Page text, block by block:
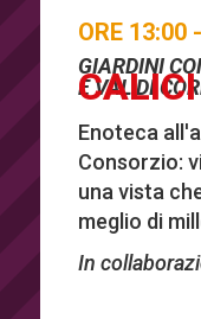
ORE 13:00
GIARDINI
E VAL DI
Enoteca
Consorzio:
una vista
meglio di
In